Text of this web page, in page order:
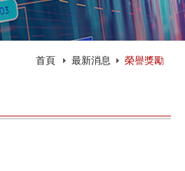
首頁 最新消息 榮譽獎勵